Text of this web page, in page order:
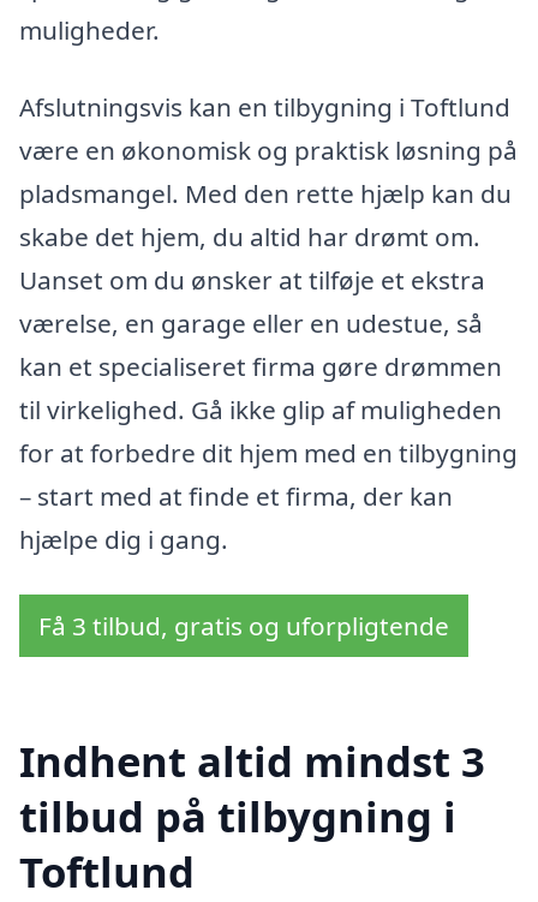
muligheder.
Afslutningsvis kan en tilbygning i Toftlund
være en økonomisk og praktisk løsning på
pladsmangel. Med den rette hjælp kan du
skabe det hjem, du altid har drømt om.
Uanset om du ønsker at tilføje et ekstra
værelse, en garage eller en udestue, så
kan et specialiseret firma gøre drømmen
til virkelighed. Gå ikke glip af muligheden
for at forbedre dit hjem med en tilbygning
– start med at finde et firma, der kan
hjælpe dig i gang.
Få 3 tilbud, gratis og uforpligtende
Indhent altid mindst 3
tilbud på tilbygning i
Toftlund